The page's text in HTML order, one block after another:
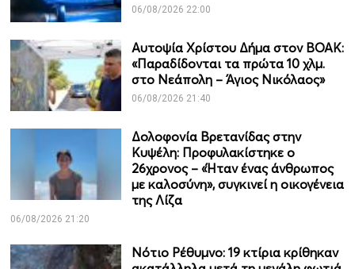
06/08/2026 22:00
Αυτοψία Χρίστου Δήμα στον ΒΟΑΚ:
«Παραδίδονται τα πρώτα 10 χλμ.
στο Νεάπολη – Άγιος Νικόλαος»
06/08/2026 21:40
Δολοφονία Βρετανίδας στην
Κυψέλη: Προφυλακίστηκε ο
26χρονος – «Ήταν ένας άνθρωπος
με καλοσύνη», συγκινεί η οικογένεια
της Λίζα
06/08/2026 21:20
Νότιο Ρέθυμνο: 19 κτίρια κρίθηκαν